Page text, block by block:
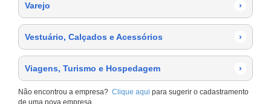
Varejo ›
Vestuário, Calçados e Acessórios ›
Viagens, Turismo e Hospedagem ›
Não encontrou a empresa? Clique aqui para sugerir o cadastramento